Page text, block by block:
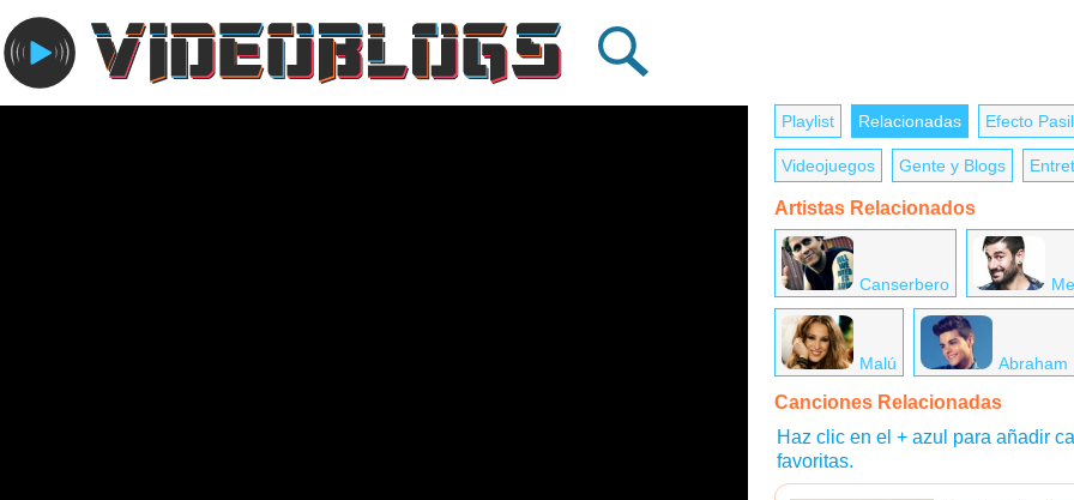
Playlist Relacionadas Efecto
Videojuegos Gente y Blogs
Artistas Relacionados
Canserbero
Malú Abraham
Canciones Relacionadas
Haz clic en el + azul para añadir
favoritas.